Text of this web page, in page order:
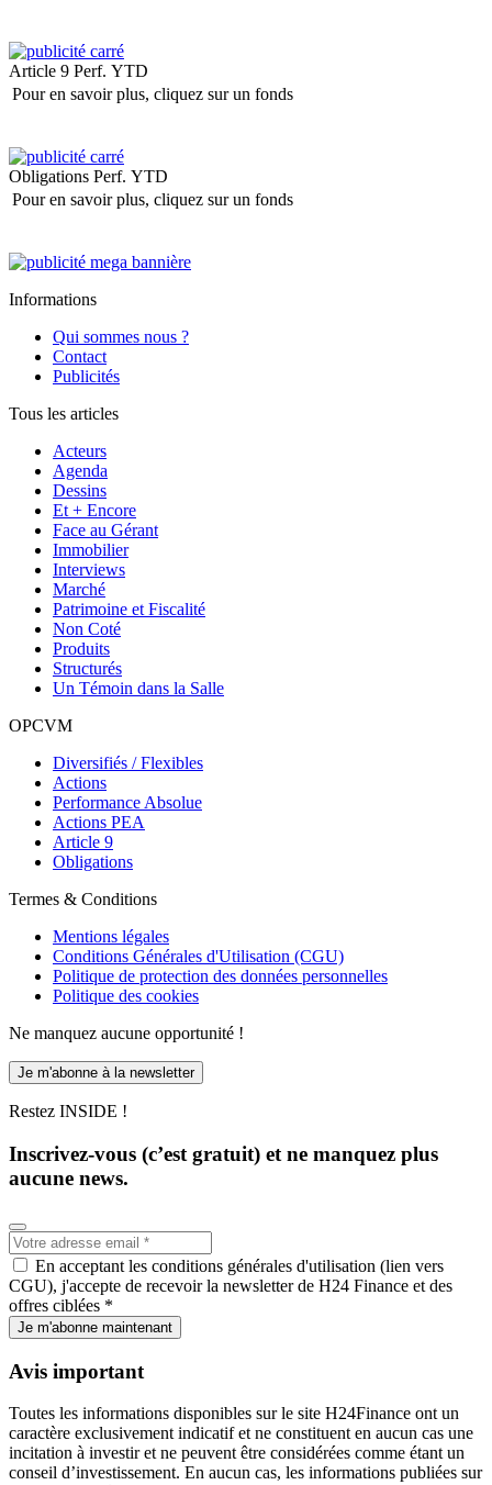
Article 9 Perf. YTD
Pour en savoir plus, cliquez sur un fonds
Obligations Perf. YTD
Pour en savoir plus, cliquez sur un fonds
Informations
Qui sommes nous ?
Contact
Publicités
Tous les articles
Acteurs
Agenda
Dessins
Et + Encore
Face au Gérant
Immobilier
Interviews
Marché
Patrimoine et Fiscalité
Non Coté
Produits
Structurés
Un Témoin dans la Salle
OPCVM
Diversifiés / Flexibles
Actions
Performance Absolue
Actions PEA
Article 9
Obligations
Termes & Conditions
Mentions légales
Conditions Générales d'Utilisation (CGU)
Politique de protection des données personnelles
Politique des cookies
Ne manquez aucune opportunité !
Je m'abonne à la newsletter
Restez INSIDE !
Inscrivez-vous (c’est gratuit) et ne manquez plus
aucune news.
En acceptant les conditions générales d'utilisation (lien vers
CGU), j'accepte de recevoir la newsletter de H24 Finance et des
offres ciblées *
Je m'abonne maintenant
Avis important
Toutes les informations disponibles sur le site H24Finance ont un
caractère exclusivement indicatif et ne constituent en aucun cas une
incitation à investir et ne peuvent être considérées comme étant un
conseil d’investissement. En aucun cas, les informations publiées sur